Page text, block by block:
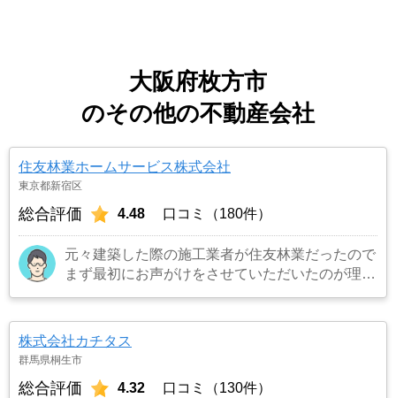
大阪府枚方市
のその他の不動産会社
住友林業ホームサービス株式会社
東京都新宿区
総合評価 4.48 口コミ（180件）
元々建築した際の施工業者が住友林業だったので
まず最初にお声がけをさせていただいたのが理由
株式会社カチタス
群馬県桐生市
総合評価 4.32 口コミ（130件）